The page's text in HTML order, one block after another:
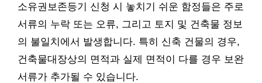
소유권보존등기 신청 시 놓치기 쉬운 함정들은 주로
서류의 누락 또는 오류, 그리고 토지 및 건축물 정보
의 불일치에서 발생합니다. 특히 신축 건물의 경우,
건축물대장상의 면적과 실제 면적이 다를 경우 보완
서류가 추가될 수 있습니다.